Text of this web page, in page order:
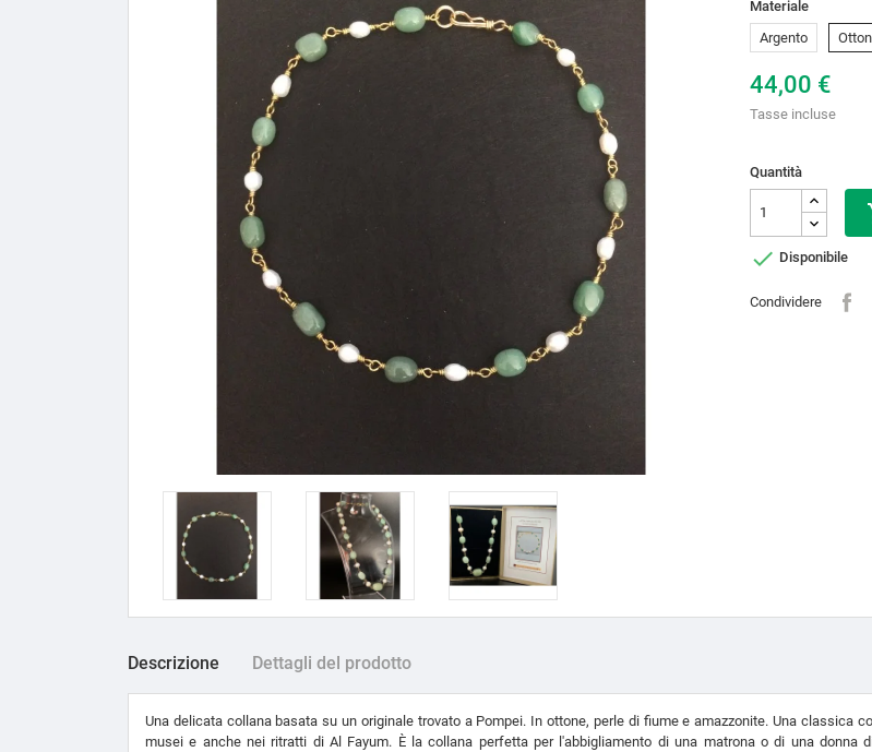
Materiale
Argento
44,00 €
Tasse incluse
Quantità
 Disponibile
Condividere
Descrizione Dettagli del prodotto
Una delicata collana basata su un originale trovato a Pompei. In ottone, perle di fiume e amazzonite. Una classica
musei e anche nei ritratti di Al Fayum. È la collana perfetta per l'abbigliamento di una matrona o di una